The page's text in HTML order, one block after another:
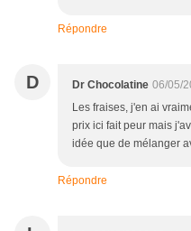
Répondre
D Dr Chocolatine 06/05/
Les fraises, j'en ai
prix ici fait peur mais
idée que de mélanger
Répondre